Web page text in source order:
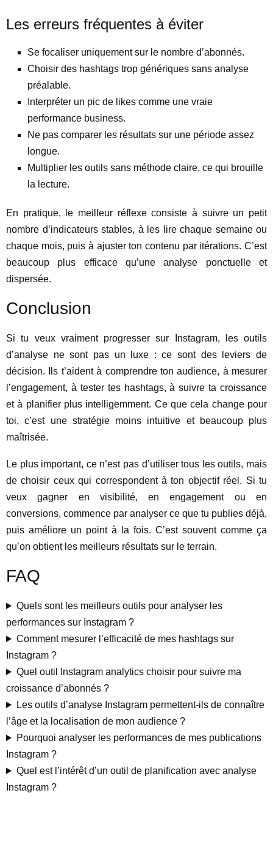
Les erreurs fréquentes à éviter
Se focaliser uniquement sur le nombre d’abonnés.
Choisir des hashtags trop génériques sans analyse
préalable.
Interpréter un pic de likes comme une vraie
performance business.
Ne pas comparer les résultats sur une période assez
longue.
Multiplier les outils sans méthode claire, ce qui brouille
la lecture.
En pratique, le meilleur réflexe consiste à suivre un petit
nombre d’indicateurs stables, à les lire chaque semaine ou
chaque mois, puis à ajuster ton contenu par itérations. C’est
beaucoup plus efficace qu’une analyse ponctuelle et
dispersée.
Conclusion
Si tu veux vraiment progresser sur Instagram, les outils
d’analyse ne sont pas un luxe : ce sont des leviers de
décision. Ils t’aident à comprendre ton audience, à mesurer
l’engagement, à tester tes hashtags, à suivre ta croissance
et à planifier plus intelligemment. Ce que cela change pour
toi, c’est une stratégie moins intuitive et beaucoup plus
maîtrisée.
Le plus important, ce n’est pas d’utiliser tous les outils, mais
de choisir ceux qui correspondent à ton objectif réel. Si tu
veux gagner en visibilité, en engagement ou en
conversions, commence par analyser ce que tu publies déjà,
puis améliore un point à la fois. C’est souvent comme ça
qu’on obtient les meilleurs résultats sur le terrain.
FAQ
Quels sont les meilleurs outils pour analyser les
performances sur Instagram ?
Comment mesurer l’efficacité de mes hashtags sur
Instagram ?
Quel outil Instagram analytics choisir pour suivre ma
croissance d’abonnés ?
Les outils d’analyse Instagram permettent-ils de connaître
l’âge et la localisation de mon audience ?
Pourquoi analyser les performances de mes publications
Instagram ?
Quel est l’intérêt d’un outil de planification avec analyse
Instagram ?